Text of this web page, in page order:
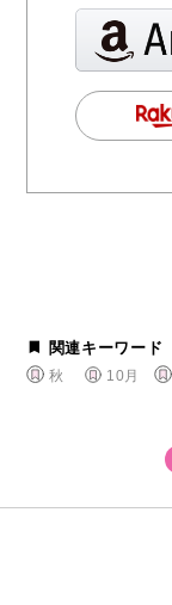
関連キーワード
秋 10月